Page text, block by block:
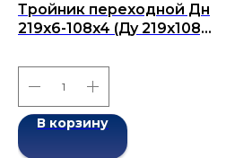
Тройник переходной Дн
219x6-108x4 (Ду 219x108)
2001
В корзину